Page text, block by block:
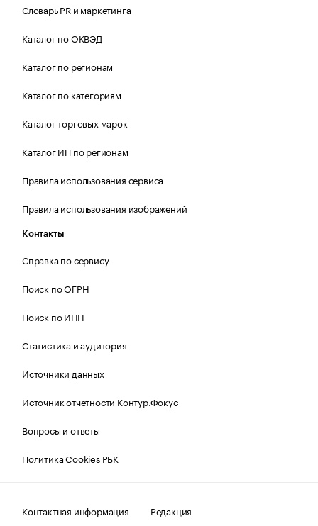
Словарь PR и маркетинга
Каталог по ОКВЭД
Каталог по регионам
Каталог по категориям
Каталог торговых марок
Каталог ИП по регионам
Правила использования сервиса
Правила использования изображений
Контакты
Справка по сервису
Поиск по ОГРН
Поиск по ИНН
Статистика и аудитория
Источники данных
Источник отчетности Контур.Фокус
Вопросы и ответы
Политика Cookies РБК
Контактная информация Редакция